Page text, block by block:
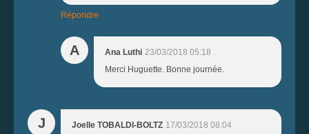
Répondre
A Ana Luthi 23/03/2018 05:18
Merci Huguette. Bonne journée.
J Joelle TOBALDI-BOLTZ 17/03/2018 08:04